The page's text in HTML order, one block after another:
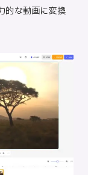
的な動画に変換